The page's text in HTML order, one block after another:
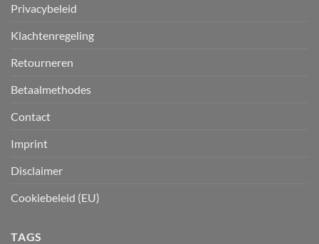
Privacybeleid
Klachtenregeling
Retourneren
Betaalmethodes
Contact
Imprint
Disclaimer
Cookiebeleid (EU)
TAGS